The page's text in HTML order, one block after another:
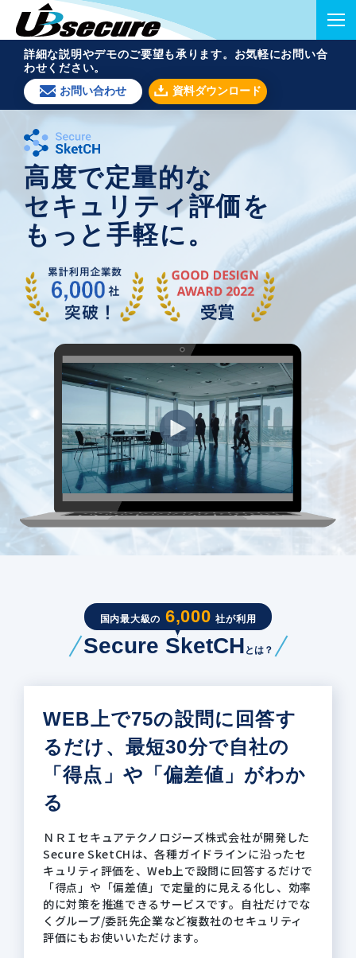
詳細な説明やデモのご要望も承ります。お気軽にお問い合
わせください。
お問い合わせ
資料ダウンロード
高度で定量的な
セキュリティ評価を
もっと手軽に。
Secure SketCH とは？
国内最大級の 6,000 社が利用
WEB上で75の設問に回答す
るだけ、 最短30分で自社の
「得点」や 「偏差値」がわか
る
ＮＲＩセキュアテクノロジーズ株式会社が開発した
Secure SketCHは、各種ガイドラインに沿ったセ
キュリティ評価を、Web上で設問に回答するだけで
「得点」や「偏差値」で定量的に見える化し、効率
的に対策を推進できるサービスです。自社だけでな
くグループ/委託先企業など複数社のセキュリティ
評価にもお使いいただけます。